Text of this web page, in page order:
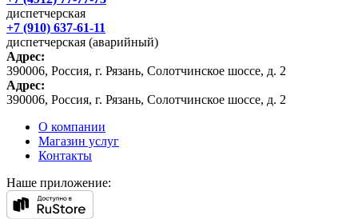
диспетчерская
+7 (910) 637-61-11
диспетчерская (аварийный)
Адрес:
390006, Россия, г. Рязань, Солотчинское шоссе, д. 2
Адрес:
390006, Россия, г. Рязань, Солотчинское шоссе, д. 2
О компании
Магазин услуг
Контакты
Наше приложение: